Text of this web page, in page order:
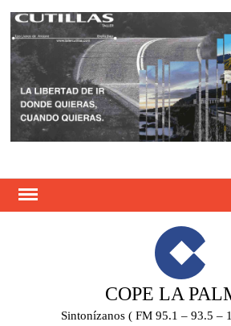
Saltar
contenido
COPE LA
Sintonízanos ( FM 95.1 – 93.5 –